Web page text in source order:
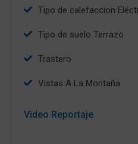
tipo de calefaccion
tipo de suelo Terrazo
Trastero
Vistas A La Montaña
Video Reportaje